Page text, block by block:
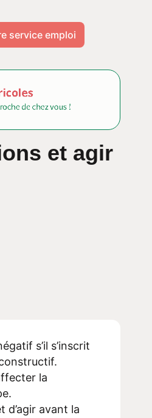
service emploi
et agir
s’il s’inscrit
la
d’agir avant la